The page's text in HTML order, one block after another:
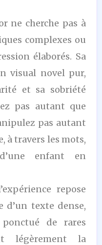
ne cherche pas à
complexes ou
élaborés. Sa
visual novel pur,
et sa sobriété
pas autant que
pas autant
à travers les mots,
enfant en
repose
texte dense,
de rares
légèrement la